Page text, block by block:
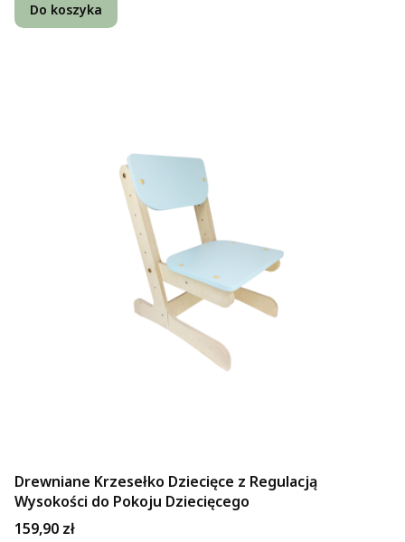
Do koszyka
Drewniane Krzesełko Dziecięce z Regulacją
Wysokości do Pokoju Dziecięcego
Cena
159,90 zł